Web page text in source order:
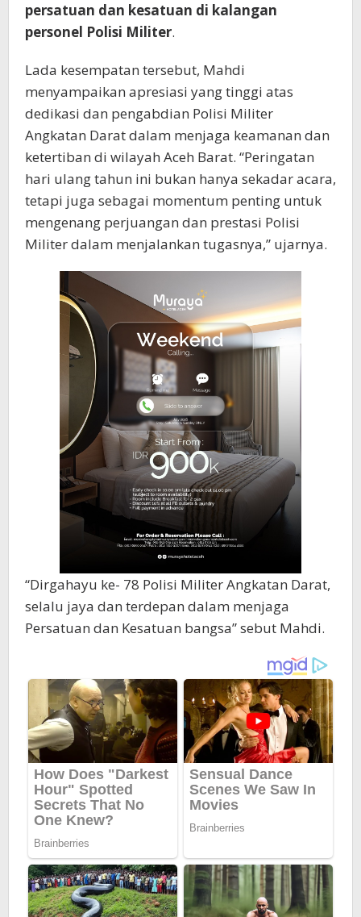
persatuan dan kesatuan di kalangan
personel Polisi Militer.
Lada kesempatan tersebut, Mahdi
menyampaikan apresiasi yang tinggi atas
dedikasi dan pengabdian Polisi Militer
Angkatan Darat dalam menjaga keamanan dan
ketertiban di wilayah Aceh Barat. “Peringatan
hari ulang tahun ini bukan hanya sekadar acara,
tetapi juga sebagai momentum penting untuk
mengenang perjuangan dan prestasi Polisi
Militer dalam menjalankan tugasnya,” ujarnya.
“Dirgahayu ke- 78 Polisi Militer Angkatan Darat,
selalu jaya dan terdepan dalam menjaga
Persatuan dan Kesatuan bangsa” sebut Mahdi.